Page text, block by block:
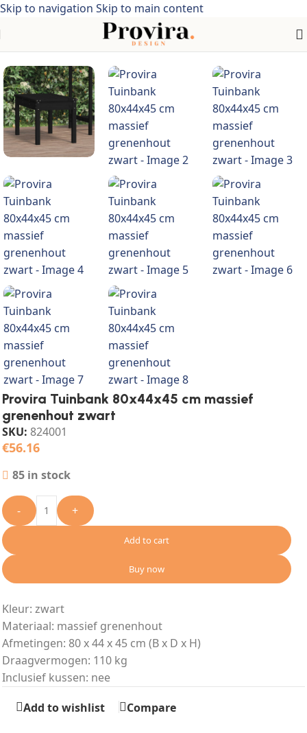
Skip to navigation Skip to main content
Meubelen > Tuinmeubelen > Tuinzitjes> Acaciahout
Provira Tuinbank 80x44x45 cm massief
grenenhout zwart
SKU: 824001
€56.16
85 in stock
- +
Add to cart
Buy now
Kleur: zwart
Materiaal: massief grenenhout
Afmetingen: 80 x 44 x 45 cm (B x D x H)
Draagvermogen: 110 kg
Inclusief kussen: nee
Add to wishlist
Compare